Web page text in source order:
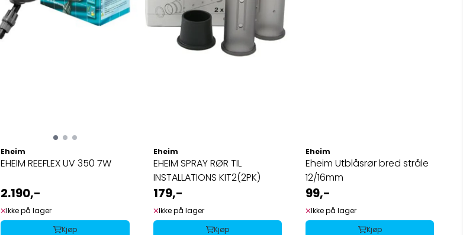
Eheim
EHEIM REEFLEX UV 350 7W
2.190,-
Ikke på lager
Kjøp
Eheim
EHEIM SPRAY RØR TIL
INSTALLATIONS KIT2(2PK)
179,-
Ikke på lager
Kjøp
Eheim
Eheim Utblåsrør bred stråle
12/16mm
99,-
Ikke på lager
Kjøp